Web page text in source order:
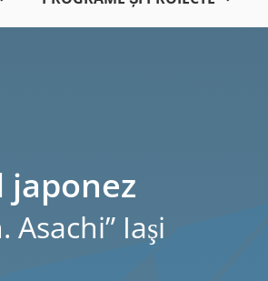
japonez
Asachi” Iaşi